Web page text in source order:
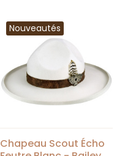
Nouveautés
Chapeau Scout Écho